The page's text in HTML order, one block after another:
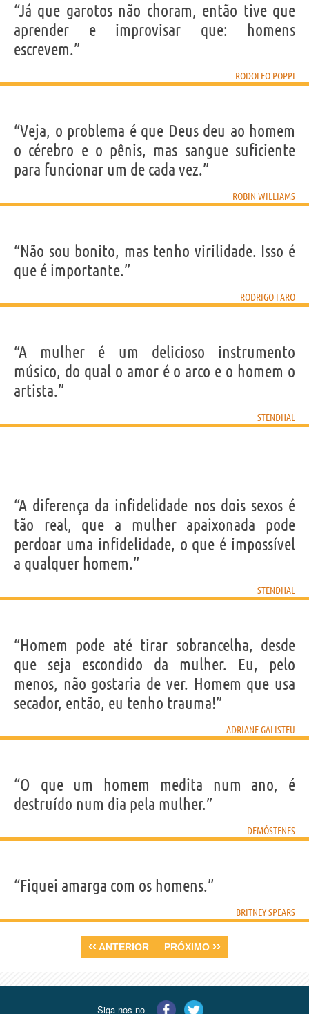
“Já que garotos não choram, então tive que
aprender e improvisar que: homens
escrevem.”
RODOLFO POPPI
“Veja, o problema é que Deus deu ao homem
o cérebro e o pênis, mas sangue suficiente
para funcionar um de cada vez.”
ROBIN WILLIAMS
“Não sou bonito, mas tenho virilidade. Isso é
que é importante.”
RODRIGO FARO
“A mulher é um delicioso instrumento
músico, do qual o amor é o arco e o homem o
artista.”
STENDHAL
“A diferença da infidelidade nos dois sexos é
tão real, que a mulher apaixonada pode
perdoar uma infidelidade, o que é impossível
a qualquer homem.”
STENDHAL
“Homem pode até tirar sobrancelha, desde
que seja escondido da mulher. Eu, pelo
menos, não gostaria de ver. Homem que usa
secador, então, eu tenho trauma!”
ADRIANE GALISTEU
“O que um homem medita num ano, é
destruído num dia pela mulher.”
DEMÓSTENES
“Fiquei amarga com os homens.”
BRITNEY SPEARS
‹‹ ANTERIOR PRÓXIMO ››
Siga-nos no